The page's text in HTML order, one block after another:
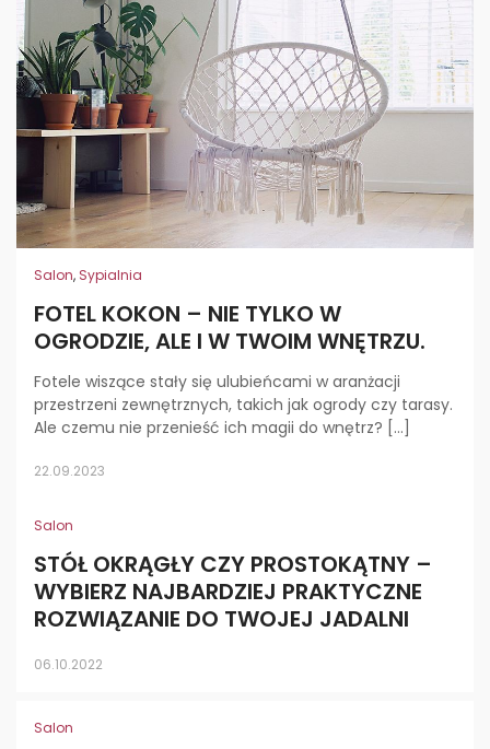
Salon, Sypialnia
FOTEL KOKON – NIE TYLKO W
OGRODZIE, ALE I W TWOIM WNĘTRZU.
Fotele wiszące stały się ulubieńcami w aranżacji
przestrzeni zewnętrznych, takich jak ogrody czy tarasy.
Ale czemu nie przenieść ich magii do wnętrz? […]
22.09.2023
Salon
STÓŁ OKRĄGŁY CZY PROSTOKĄTNY –
WYBIERZ NAJBARDZIEJ PRAKTYCZNE
ROZWIĄZANIE DO TWOJEJ JADALNI
06.10.2022
Salon